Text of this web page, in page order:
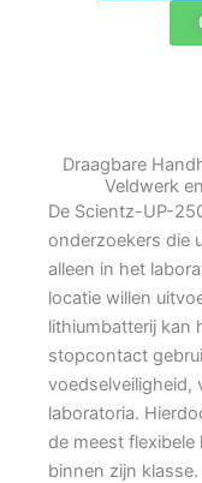
Draagbare
Veldwerk
De Scientz-UP-
onderzoekers die
alleen in het
locatie willen
lithiumbatterij kan
stopcontact
voedselveiligheid,
laboratoria.
de meest
binnen zijn klasse.